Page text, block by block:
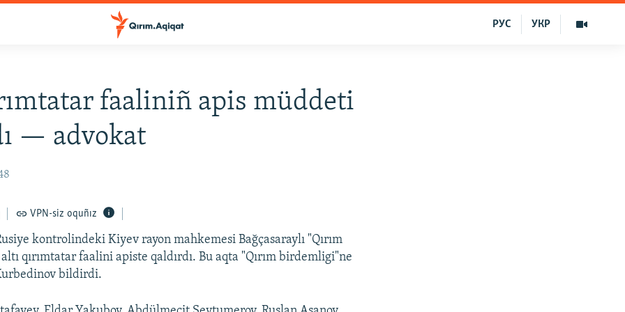
УКР
РУС
faaliniñ apis müddeti
— advokat
VPN-siz oquñız
kontrolindeki Kiyev rayon mahkemesi Bağçasaraylı "Qırım
qırımtatar faalini apiste qaldırdı. Bu aqta "Qırım birdemligi"ne
bildirdi.